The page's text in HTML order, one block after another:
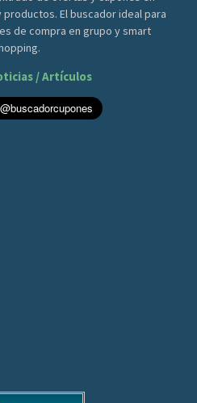
El buscador ideal para
de compra en grupo y smart
/ Artículos